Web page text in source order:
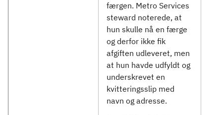
færgen. Metro Services
steward noterede, at
hun skulle nå en færge
og derfor ikke fik
afgiften udleveret, men
at hun havde udfyldt og
underskrevet en
kvitteringsslip med
navn og adresse.